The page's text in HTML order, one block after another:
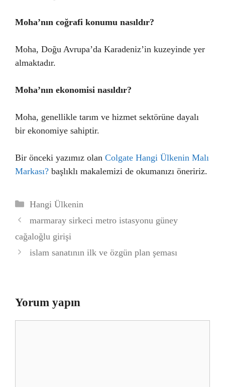
Moha’nın coğrafi konumu nasıldır?
Moha, Doğu Avrupa’da Karadeniz’in kuzeyinde yer
almaktadır.
Moha’nın ekonomisi nasıldır?
Moha, genellikle tarım ve hizmet sektörüne dayalı
bir ekonomiye sahiptir.
Bir önceki yazımız olan Colgate Hangi Ülkenin Malı
Markası? başlıklı makalemizi de okumanızı öneririz.
Kategoriler
Hangi Ülkenin
marmaray sirkeci metro istasyonu güney
cağaloğlu girişi
islam sanatının ilk ve özgün plan şeması
Yorum yapın